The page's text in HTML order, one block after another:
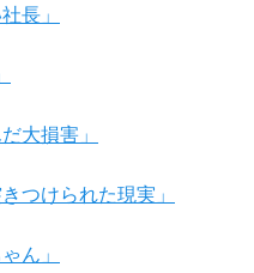
長」
大損害」
つけられた現実」
ん」